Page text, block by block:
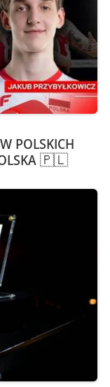
POLSKICH
🇵🇱